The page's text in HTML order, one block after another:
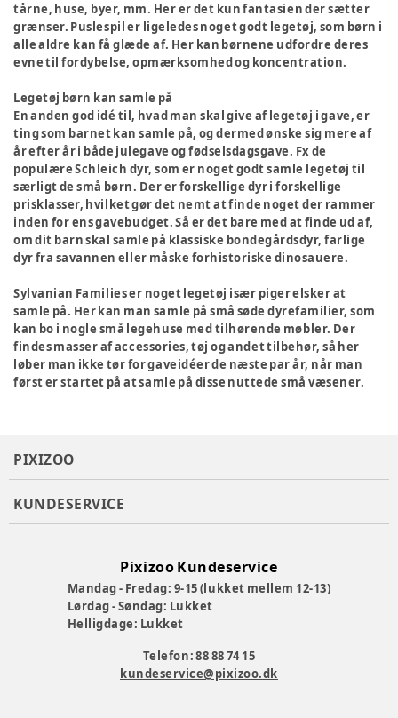
tårne, huse, byer, mm. Her er det kun fantasien der sætter
grænser. Puslespil er ligeledes noget godt legetøj, som børn i
alle aldre kan få glæde af. Her kan børnene udfordre deres
evne til fordybelse, opmærksomhed og koncentration.
Legetøj børn kan samle på
En anden god idé til, hvad man skal give af legetøj i gave, er
ting som barnet kan samle på, og dermed ønske sig mere af
år efter år i både julegave og fødselsdagsgave. Fx de
populære Schleich dyr, som er noget godt samle legetøj til
særligt de små børn. Der er forskellige dyr i forskellige
prisklasser, hvilket gør det nemt at finde noget der rammer
inden for ens gavebudget. Så er det bare med at finde ud af,
om dit barn skal samle på klassiske bondegårdsdyr, farlige
dyr fra savannen eller måske forhistoriske dinosauere.
Sylvanian Families er noget legetøj især piger elsker at
samle på. Her kan man samle på små søde dyrefamilier, som
kan bo i nogle små legehuse med tilhørende møbler. Der
findes masser af accessories, tøj og andet tilbehør, så her
løber man ikke tør for gaveidéer de næste par år, når man
først er startet på at samle på disse nuttede små væsener.
PIXIZOO
KUNDESERVICE
Pixizoo Kundeservice
Mandag - Fredag: 9-15 (lukket mellem 12-13)
Lørdag - Søndag: Lukket
Helligdage: Lukket
Telefon: 88 88 74 15
kundeservice@pixizoo.dk